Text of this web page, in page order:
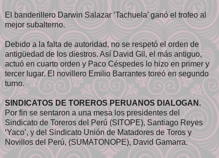
El banderillero Darwin Salazar ‘Tachuela’ ganó el trofeo al
mejor subalterno.
Debido a la falta de autoridad, no se respetó el orden de
antigüedad de los diestros. Así David Gil, el más antiguo,
actuó en cuarto orden y Paco Céspedes lo hizo en primer y
tercer lugar. El novillero Emilio Barrantes toreó en segundo
turno.
SINDICATOS DE TOREROS PERUANOS DIALOGAN.
Por fin se sentaron a una mesa los presidentes del
Sindicato de Toreros del Perú (SITOPE), Santiago Reyes
‘Yaco’, y del Sindicato Unión de Matadores de Toros y
Novillos del Perú, (SUMATONOPE), David Gamarra.